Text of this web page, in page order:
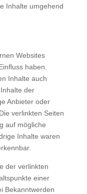
Inhalte umgehend
Websites
haben.
Inhalte auch
der
Anbieter oder
verlinkten Seiten
auf mögliche
Inhalte waren
der verlinkten
einer
Bekanntwerden